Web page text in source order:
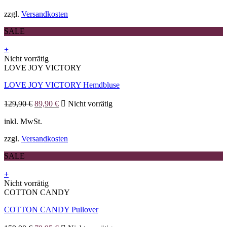
können
auf
der
gewählt
werden
zzgl. Versandkosten
SALE
+
Dieses
Produkt
mehrere
auf.
Optionen
auf
Produktseite
werden
Nicht vorrätig
LOVE JOY VICTORY
LOVE JOY VICTORY Hemdbluse
129,90€ Ursprünglicher
war:
89,90 €Aktueller
Nicht vorrätig
inkl. MwSt.
zzgl. Versandkosten
SALE
+
Dieses
Produkt
mehrere
Nicht vorrätig
COTTON CANDY
COTTON CANDY Pullover